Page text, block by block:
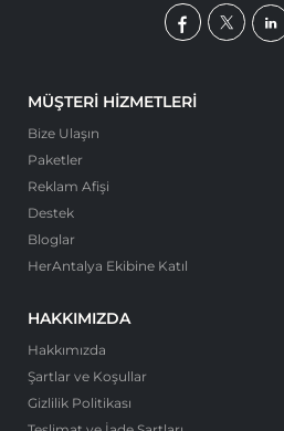
MÜŞTERI HIZMETLERI
Bize Ulaşın
Paketler
Reklam Afişi
Destek
Bloglar
HerAntalya Ekibine Katıl
HAKKIMIZDA
Hakkımızda
Şartlar ve Koşullar
Gizlilik Politikası